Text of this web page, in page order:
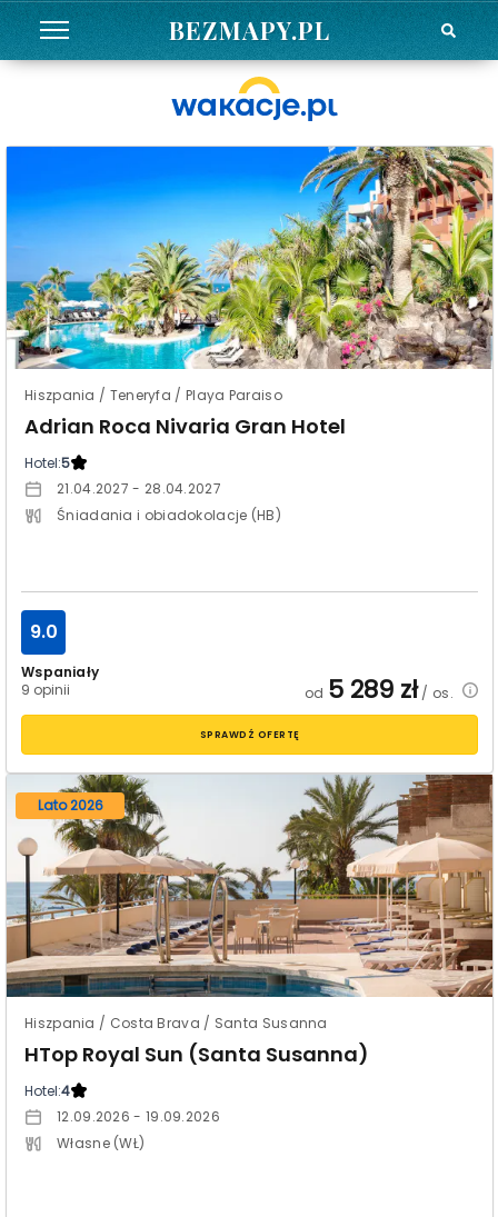
BEZMAPY.PL
Hiszpania / Teneryfa / Playa Paraiso
Adrian Roca Nivaria Gran Hotel
Hotel:5
21.04.2027 - 28.04.2027
Śniadania i obiadokolacje (HB)
Wspaniały
9 opinii
9.0
od 5 289 zł/ os.
SPRAWDŹ OFERTĘ
Lato 2026
Hiszpania / Costa Brava / Santa Susanna
HTop Royal Sun (Santa Susanna)
Hotel:4
12.09.2026 - 19.09.2026
Własne (WŁ)